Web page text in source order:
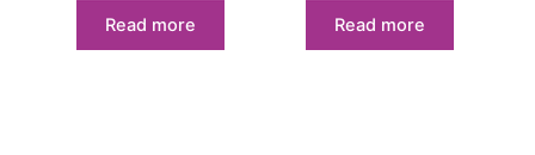
Read more
Read more